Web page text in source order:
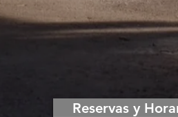
y semi-personalizadas
cumpleaños,
Reservas y